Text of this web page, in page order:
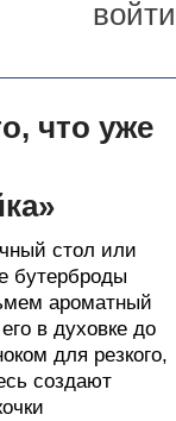
войти
что уже
стол или
бутерброды
ароматный
в духовке до
для резкого,
создают